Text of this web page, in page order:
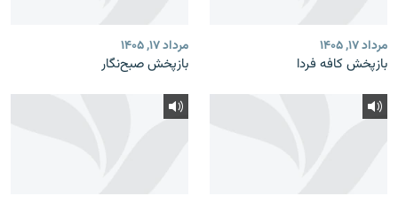
مرداد ۱۷, ۱۴۰۵
بازپخش کافه فردا
مرداد ۱۷, ۱۴۰۵
بازپخش صبح‌نگار